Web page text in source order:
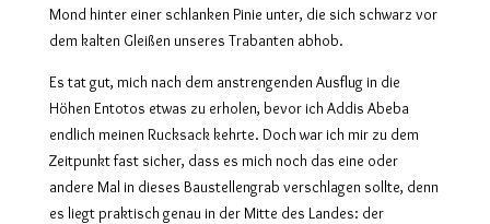
Mond hinter einer schlanken Pinie unter, die sich schwarz vor
dem kalten Gleißen unseres Trabanten abhob.
Es tat gut, mich nach dem anstrengenden Ausflug in die
Höhen Entotos etwas zu erholen, bevor ich Addis Abeba
endlich meinen Rucksack kehrte. Doch war ich mir zu dem
Zeitpunkt fast sicher, dass es mich noch das eine oder
andere Mal in dieses Baustellengrab verschlagen sollte, denn
es liegt praktisch genau in der Mitte des Landes: der